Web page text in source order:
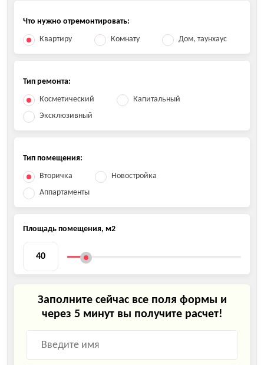
Что нужно отремонтировать:
Квартиру
Комнату Дом, таунхаус
Тип ремонта:
Косметический
Капитальный
Эксклюзивный
Тип помещения:
Вторичка
Новостройка
Аппартаменты
Площадь помещения, м2
Заполните сейчас все поля формы и
через 5 минут вы получите расчет!